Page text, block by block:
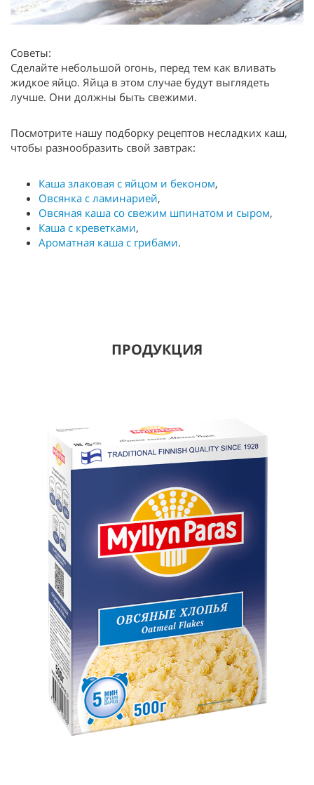
Советы:
Сделайте небольшой огонь, перед тем как вливать
жидкое яйцо. Яйца в этом случае будут выглядеть
лучше. Они должны быть свежими.
Посмотрите нашу подборку рецептов несладких каш,
чтобы разнообразить свой завтрак:
Каша злаковая с яйцом и беконом,
Овсянка с ламинарией,
Овсяная каша со свежим шпинатом и сыром,
Каша с креветками,
Ароматная каша с грибами.
ПРОДУКЦИЯ